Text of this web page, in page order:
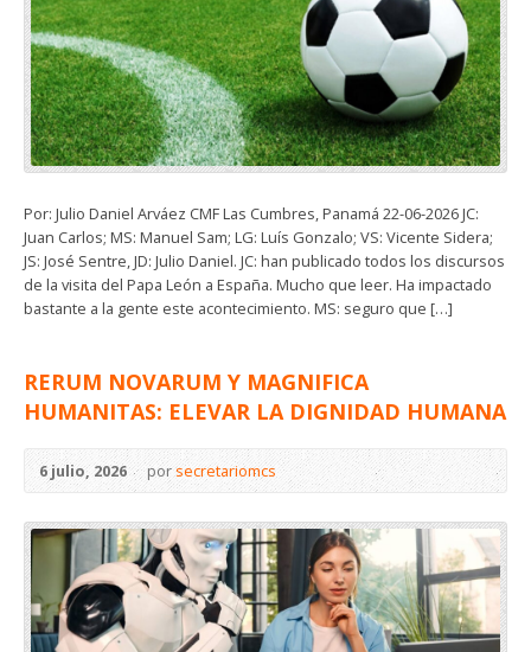
Por: Julio Daniel Arváez CMF Las Cumbres, Panamá 22-06-2026 JC:
Juan Carlos; MS: Manuel Sam; LG: Luís Gonzalo; VS: Vicente Sidera;
JS: José Sentre, JD: Julio Daniel. JC: han publicado todos los discursos
de la visita del Papa León a España. Mucho que leer. Ha impactado
bastante a la gente este acontecimiento. MS: seguro que […]
RERUM NOVARUM Y MAGNIFICA
HUMANITAS: ELEVAR LA DIGNIDAD HUMANA
6 julio, 2026 porsecretariomcs